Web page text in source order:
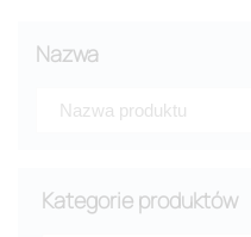
Nazwa
Kategorie produktów